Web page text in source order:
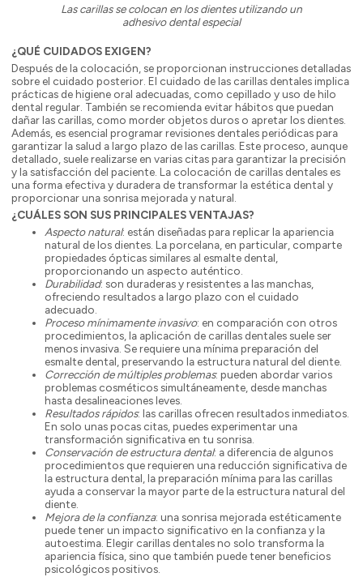
Las carillas se colocan en los dientes utilizando un
adhesivo dental especial
¿QUÉ CUIDADOS EXIGEN?
Después de la colocación, se proporcionan instrucciones detalladas
sobre el cuidado posterior. El cuidado de las carillas dentales implica
prácticas de higiene oral adecuadas, como cepillado y uso de hilo
dental regular. También se recomienda evitar hábitos que puedan
dañar las carillas, como morder objetos duros o apretar los dientes.
Además, es esencial programar revisiones dentales periódicas para
garantizar la salud a largo plazo de las carillas. Este proceso, aunque
detallado, suele realizarse en varias citas para garantizar la precisión
y la satisfacción del paciente. La colocación de carillas dentales es
una forma efectiva y duradera de transformar la estética dental y
proporcionar una sonrisa mejorada y natural.
¿CUÁLES SON SUS PRINCIPALES VENTAJAS?
Aspecto natural: están diseñadas para replicar la apariencia
natural de los dientes. La porcelana, en particular, comparte
propiedades ópticas similares al esmalte dental,
proporcionando un aspecto auténtico.
Durabilidad: son duraderas y resistentes a las manchas,
ofreciendo resultados a largo plazo con el cuidado
adecuado.
Proceso mínimamente invasivo: en comparación con otros
procedimientos, la aplicación de carillas dentales suele ser
menos invasiva. Se requiere una mínima preparación del
esmalte dental, preservando la estructura natural del diente.
Corrección de múltiples problemas: pueden abordar varios
problemas cosméticos simultáneamente, desde manchas
hasta desalineaciones leves.
Resultados rápidos: las carillas ofrecen resultados inmediatos.
En solo unas pocas citas, puedes experimentar una
transformación significativa en tu sonrisa.
Conservación de estructura dental: a diferencia de algunos
procedimientos que requieren una reducción significativa de
la estructura dental, la preparación mínima para las carillas
ayuda a conservar la mayor parte de la estructura natural del
diente.
Mejora de la confianza: una sonrisa mejorada estéticamente
puede tener un impacto significativo en la confianza y la
autoestima. Elegir carillas dentales no solo transforma la
apariencia física, sino que también puede tener beneficios
psicológicos positivos.